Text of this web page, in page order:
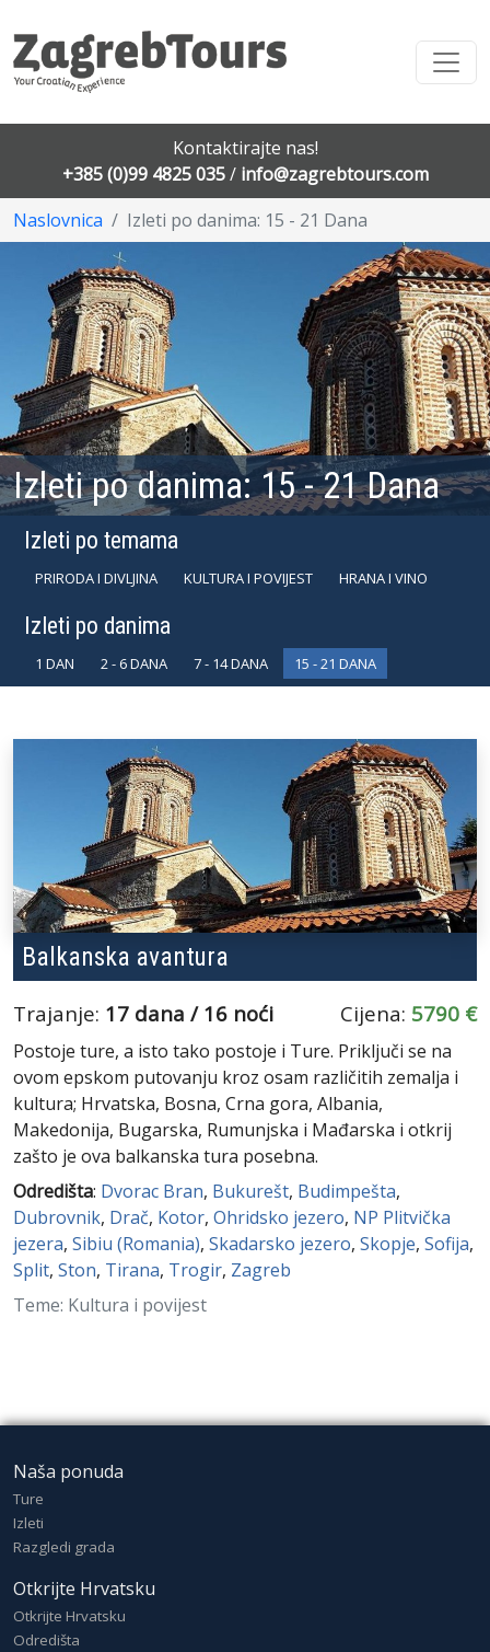
Kontaktirajte nas!
+385 (0)99 4825 035/ info@zagrebtours.com
Naslovnica
Izleti po danima: 15 - 21 Dana
Izleti po danima: 15 - 21 Dana
Izleti po temama
PRIRODA I DIVLJINA KULTURA I POVIJEST HRANA I VINO
Izleti po danima
1 DAN 2 - 6 DANA 7 - 14 DANA 15 - 21 DANA
Balkanska avantura
Trajanje: 17 dana / 16 noći Cijena: 5790 €
Postoje ture, a isto tako postoje i Ture. Priključi se na
ovom epskom putovanju kroz osam različitih zemalja i
kultura; Hrvatska, Bosna, Crna gora, Albania,
Makedonija, Bugarska, Rumunjska i Mađarska i otkrij
zašto je ova balkanska tura posebna.
Odredišta: Dvorac Bran, Bukurešt, Budimpešta,
Dubrovnik, Drač, Kotor, Ohridsko jezero, NP Plitvička
jezera, Sibiu (Romania), Skadarsko jezero, Skopje, Sofija,
Split, Ston, Tirana, Trogir, Zagreb
Teme: Kultura i povijest
Naša ponuda
Ture
Izleti
Razgledi grada
Otkrijte Hrvatsku
Otkrijte Hrvatsku
Odredišta